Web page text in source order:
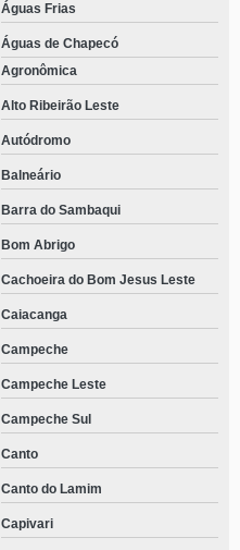
Águas Frias
Águas de Chapecó
Agronômica
Alto Ribeirão Leste
Autódromo
Balneário
Barra do Sambaqui
Bom Abrigo
Cachoeira do Bom Jesus Leste
Caiacanga
Campeche
Campeche Leste
Campeche Sul
Canto
Canto do Lamim
Capivari